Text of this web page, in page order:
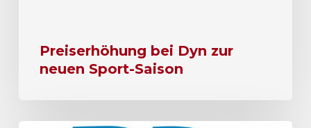
Preiserhöhung bei Dyn zur
neuen Sport-Saison